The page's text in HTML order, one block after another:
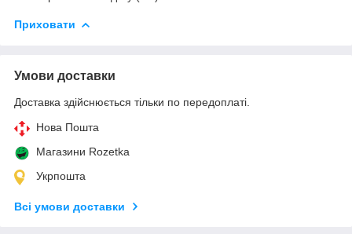
Приховати
Умови доставки
Доставка здійснюється тільки по передоплаті.
Нова Пошта
Магазини Rozetka
Укрпошта
Всі умови доставки